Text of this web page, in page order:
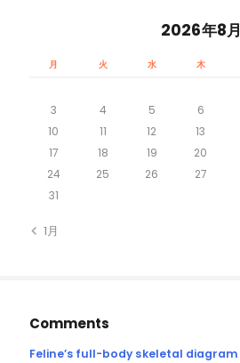
2026年8月
月 火 水 木
3
4 5 6
10
11 12 13
17
18 19 20
24
25 26 27
31
« 1月
Comments
Feline’s full-body skeletal diagram